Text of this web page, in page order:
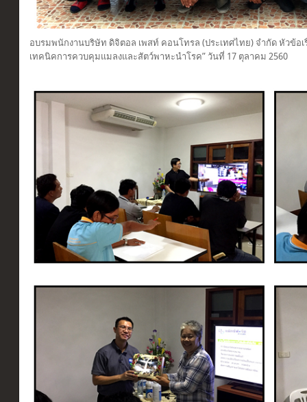
อบรมพนักงานบริษัท ดิจิตอล เพสท์ คอนโทรล (ประเทศไทย) จำกัด หัวข้อ
เทคนิคการควบคุมแมลงและสัตว์พาหะนำโรค” วันที่ 17 ตุลาคม 2560